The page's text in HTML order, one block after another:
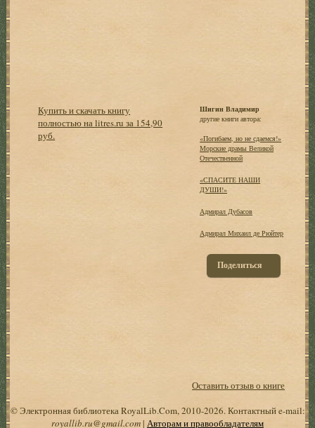
Купить и скачать книгу
полностью на litres.ru за 154,90
руб.
Шигин Владимир
другие книги автора:
«Погибаем, но не сдаемся!»
Морские драмы Великой
Отечественной
«СПАСИТЕ НАШИ
ДУШИ!»
Адмирал Дубасов
Адмирал Михаил де Рюйтер
Поделиться
Оставить отзыв о книге
© Электронная библиотека RoyalLib.Com, 2010-2026. Контактный e-mail:
royallib.ru@gmail.com| Авторам и правообладателям